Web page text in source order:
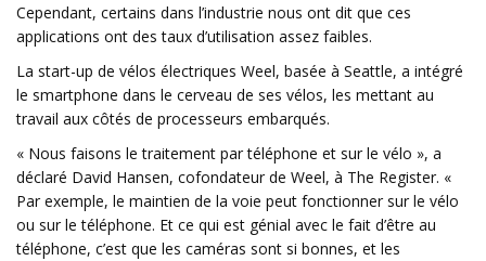
Cependant, certains dans l’industrie nous ont dit que ces
applications ont des taux d’utilisation assez faibles.
La start-up de vélos électriques Weel, basée à Seattle, a intégré
le smartphone dans le cerveau de ses vélos, les mettant au
travail aux côtés de processeurs embarqués.
« Nous faisons le traitement par téléphone et sur le vélo », a
déclaré David Hansen, cofondateur de Weel, à The Register. «
Par exemple, le maintien de la voie peut fonctionner sur le vélo
ou sur le téléphone. Et ce qui est génial avec le fait d’être au
téléphone, c’est que les caméras sont si bonnes, et les